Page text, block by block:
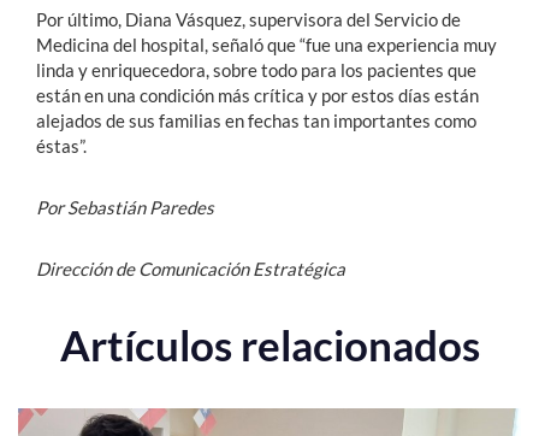
Por último, Diana Vásquez, supervisora del Servicio de
Medicina del hospital, señaló que “fue una experiencia muy
linda y enriquecedora, sobre todo para los pacientes que
están en una condición más crítica y por estos días están
alejados de sus familias en fechas tan importantes como
éstas”.
Por Sebastián Paredes
Dirección de Comunicación Estratégica
Artículos relacionados